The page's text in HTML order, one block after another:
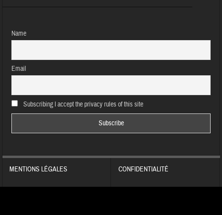
Name
Email
Subscribing I accept the privacy rules of this site
MENTIONS LÉGALES CONFIDENTIALITÉ